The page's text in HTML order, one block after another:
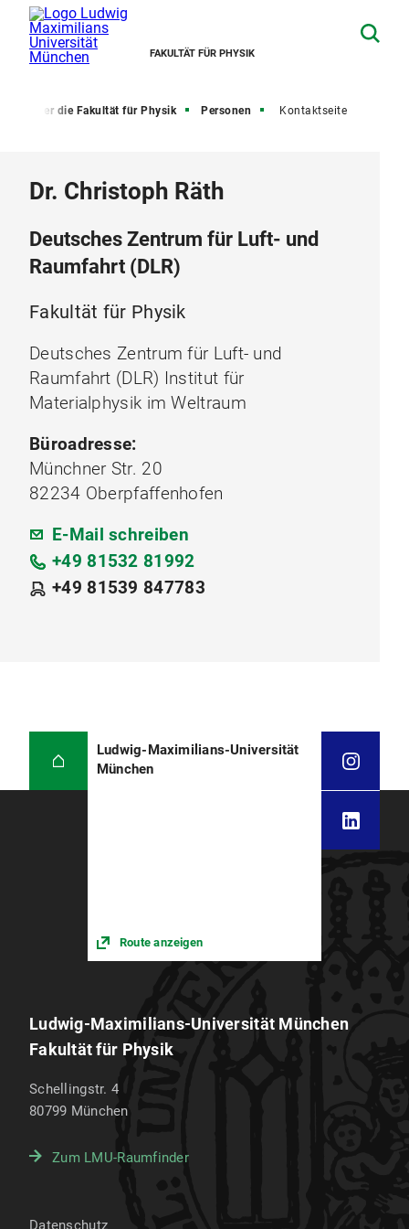
FAKULTÄT FÜR PHYSIK
Über die Fakultät für Physik Personen Kontaktseite
Dr. Christoph Räth
Deutsches Zentrum für Luft- und
Raumfahrt (DLR)
Fakultät für Physik
Deutsches Zentrum für Luft- und
Raumfahrt (DLR) Institut für
Materialphysik im Weltraum
Büroadresse:
Münchner Str. 20
82234 Oberpfaffenhofen
E-Mail schreiben
+49 81532 81992
+49 81539 847783
Ludwig-Maximilians-Universität
München
Route anzeigen
Ludwig-Maximilians-Universität München
Fakultät für Physik
Schellingstr. 4
80799 München
Zum LMU-Raumfinder
Datenschutz